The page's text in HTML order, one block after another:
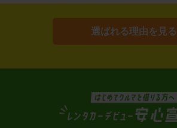
選ばれる理由を見る